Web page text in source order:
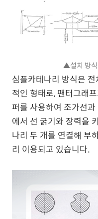
▲설치 방식
심플카테나리 방식은
적인 형태로, 팬터그래
퍼를 사용하여 조가선
에서 선 굵기와 장력을
나리 두 개를 연결해 부
리 이용되고 있습니다.